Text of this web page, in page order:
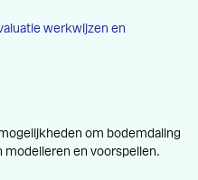
werkwijzen en
om bodemdaling
en voorspellen.